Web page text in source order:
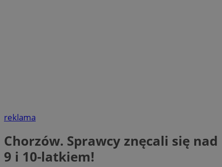
reklama
Chorzów. Sprawcy znęcali się nad
9 i 10-latkiem!